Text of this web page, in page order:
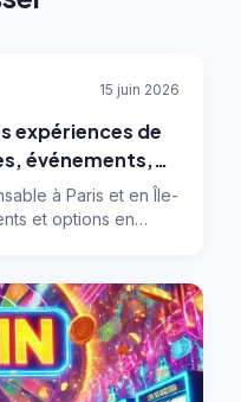
15 juin 2026
expériences de
événements,
à Paris et en Île-
et options en